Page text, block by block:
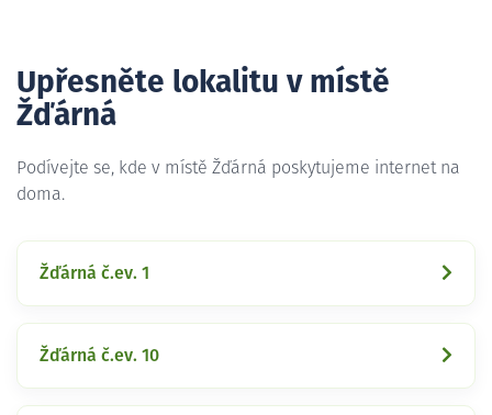
Upřesněte lokalitu v místě
Žďárná
Podívejte se, kde v místě Žďárná poskytujeme internet na
doma.
Žďárná č.ev. 1
Žďárná č.ev. 10